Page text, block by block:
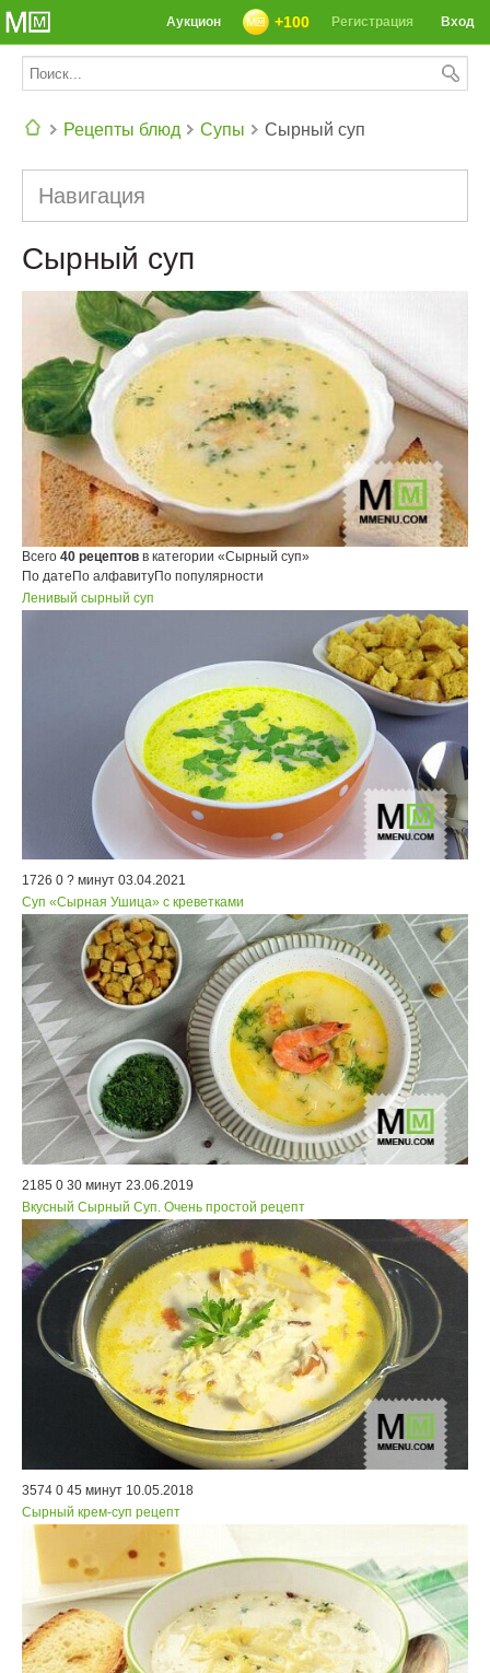
СЕГОДНЯ: 39142 РЕЦЕПТА
Вход
Регистрация
+100
Аукцион
Рецепты блюд Супы Сырный суп
Навигация
Сырный суп
Всего 40 рецептов в категории «Сырный суп»
По датеПо алфавитуПо популярности
Ленивый сырный суп
1726 0 ? минут 03.04.2021
Суп «Сырная Ушица» с креветками
2185 0 30 минут 23.06.2019
Вкусный Сырный Суп. Очень простой рецепт
3574 0 45 минут 10.05.2018
Сырный крем-суп рецепт